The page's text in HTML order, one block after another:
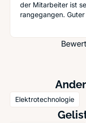
der Mitarbeiter ist
rangegangen.
Elektrotechnologie